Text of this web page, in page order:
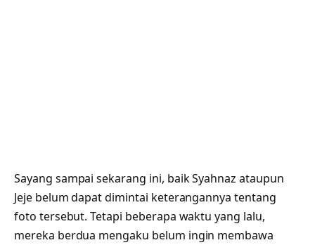
Sayang sampai sekarang ini, baik Syahnaz ataupun
Jeje belum dapat dimintai keterangannya tentang
foto tersebut. Tetapi beberapa waktu yang lalu,
mereka berdua mengaku belum ingin membawa